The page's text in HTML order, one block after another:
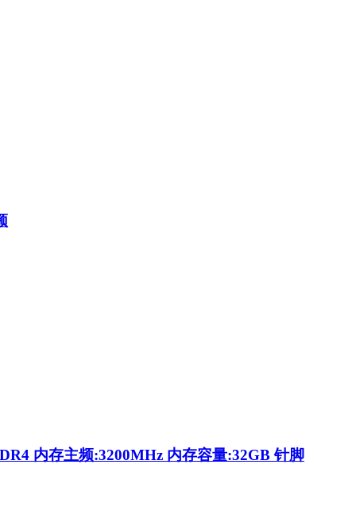
内存主频:3200MHz 内存容量:32GB 针脚